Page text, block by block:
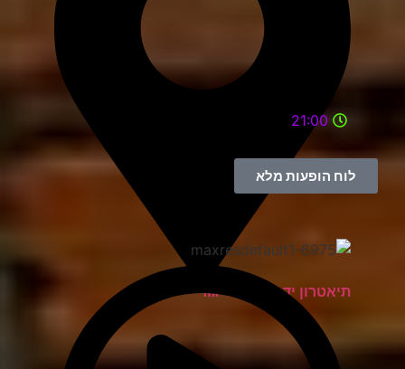
תיאטרון יד למגינים יגור
21:00
לוח הופעות מלא